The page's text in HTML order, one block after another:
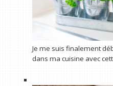
Je me suis finalement
dans ma cuisine avec